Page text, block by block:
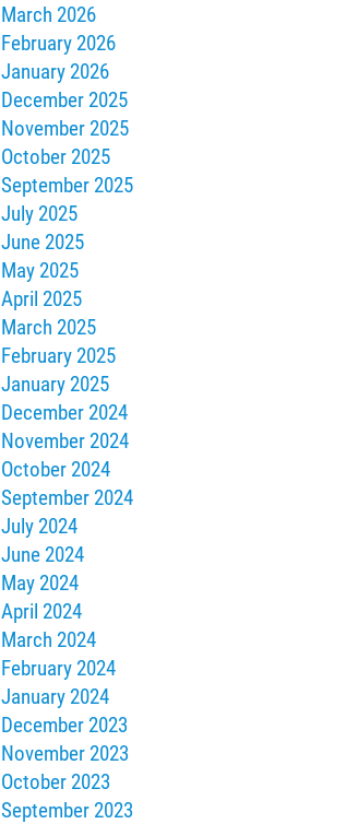
March 2026
February 2026
January 2026
December 2025
November 2025
October 2025
September 2025
July 2025
June 2025
May 2025
April 2025
March 2025
February 2025
January 2025
December 2024
November 2024
October 2024
September 2024
July 2024
June 2024
May 2024
April 2024
March 2024
February 2024
January 2024
December 2023
November 2023
October 2023
September 2023